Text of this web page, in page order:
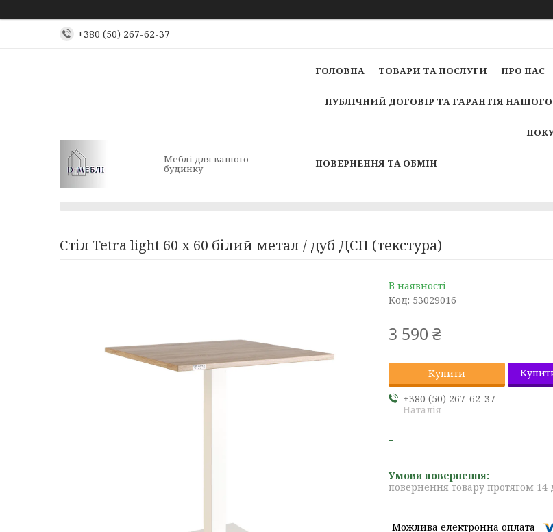
+380 (50) 267-62-37
Меблі для вашого
будинку
ГОЛОВНА ТОВАРИ ТА ПОСЛУГИ ПРО НАС
ПУБЛІЧНИЙ ДОГОВІР ТА ГАРАНТІЯ
ПОВЕРНЕННЯ ТА ОБМІН
Стіл Tetra light 60 х 60 білий метал / дуб ДСП (текстура)
В наявності
Код: 53029016
3 590 ₴
Купити
+380 (50) 267-62-37
Наталія
повернення товару протягом 14